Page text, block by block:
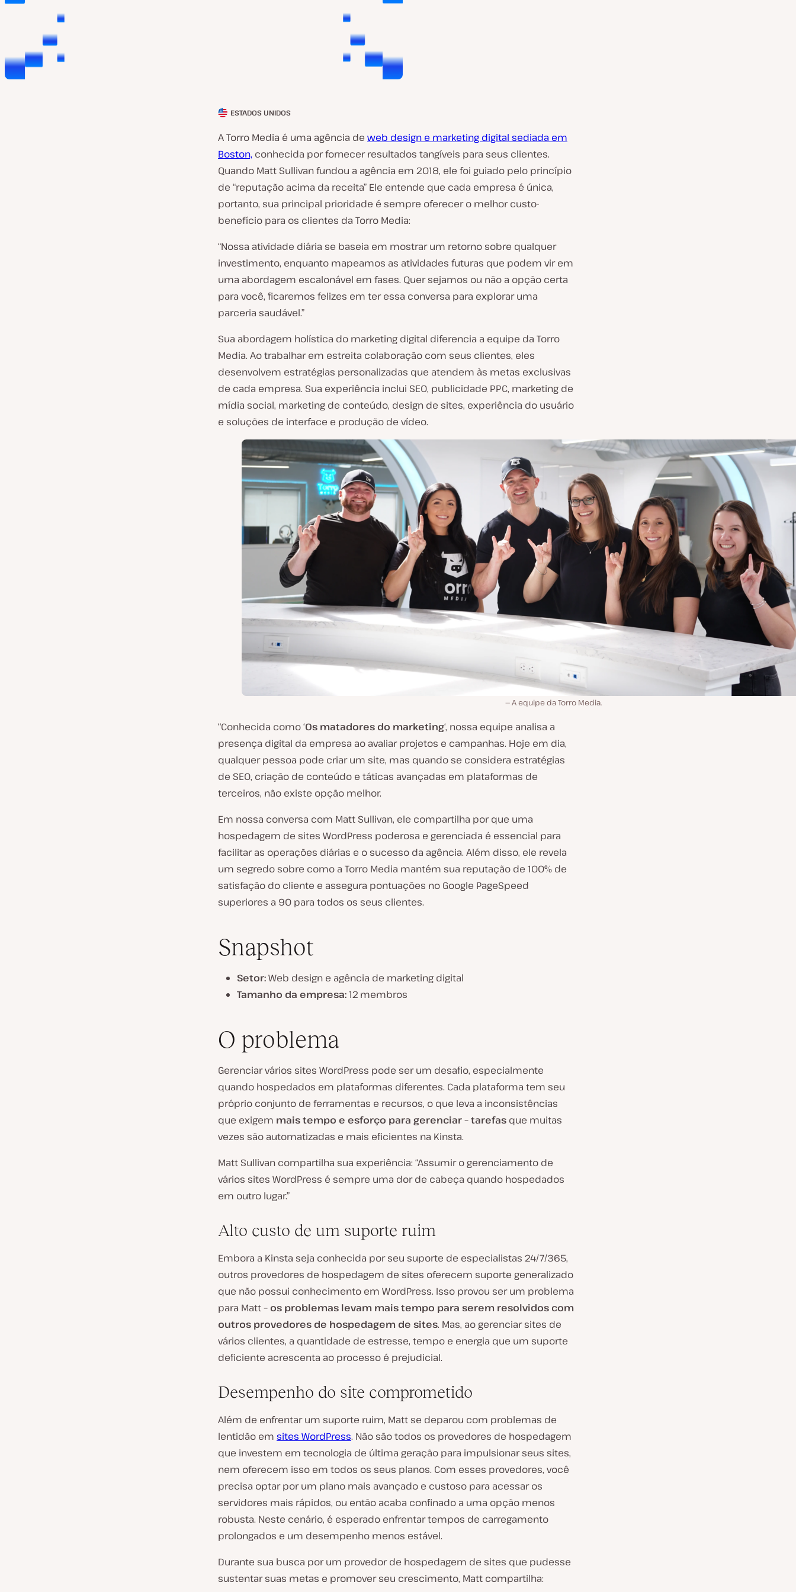
P
a
í
s
d
o
c
e
n
t
e
:
ESTADOS UNIDOS
A Torro Media é uma agência de web design e marketing digital sediada em
Boston, conhecida por fornecer resultados tangíveis para seus clientes.
Quando Matt Sullivan fundou a agência em 2018, ele foi guiado pelo princípio
de “reputação acima da receita” Ele entende que cada empresa é única,
portanto, sua principal prioridade é sempre oferecer o melhor custo-
benefício para os clientes da Torro Media:
“Nossa atividade diária se baseia em mostrar um retorno sobre qualquer
investimento, enquanto mapeamos as atividades futuras que podem vir em
uma abordagem escalonável em fases. Quer sejamos ou não a opção certa
para você, ficaremos felizes em ter essa conversa para explorar uma
parceria saudável.”
Sua abordagem holística do marketing digital diferencia a equipe da Torro
Media. Ao trabalhar em estreita colaboração com seus clientes, eles
desenvolvem estratégias personalizadas que atendem às metas exclusivas
de cada empresa. Sua experiência inclui SEO, publicidade PPC, marketing de
mídia social, marketing de conteúdo, design de sites, experiência do usuário
e soluções de interface e produção de vídeo.
A equipe da Torro Media.
“Conhecida como ‘Os matadores do marketing‘, nossa equipe analisa a
presença digital da empresa ao avaliar projetos e campanhas. Hoje em dia,
qualquer pessoa pode criar um site, mas quando se considera estratégias
de SEO, criação de conteúdo e táticas avançadas em plataformas de
terceiros, não existe opção melhor.
Em nossa conversa com Matt Sullivan, ele compartilha por que uma
hospedagem de sites WordPress poderosa e gerenciada é essencial para
facilitar as operações diárias e o sucesso da agência. Além disso, ele revela
um segredo sobre como a Torro Media mantém sua reputação de 100% de
satisfação do cliente e assegura pontuações no Google PageSpeed
superiores a 90 para todos os seus clientes.
Snapshot
Setor:Web design e agência de marketing digital
Tamanho da empresa:12 membros
O problema
Gerenciar vários sites WordPress pode ser um desafio, especialmente
quando hospedados em plataformas diferentes. Cada plataforma tem seu
próprio conjunto de ferramentas e recursos, o que leva a inconsistências
que exigem mais tempo e esforço para gerenciar – tarefas que muitas
vezes são automatizadas e mais eficientes na Kinsta.
Matt Sullivan compartilha sua experiência: “Assumir o gerenciamento de
vários sites WordPress é sempre uma dor de cabeça quando hospedados
em outro lugar.”
Alto custo de um suporte ruim
Embora a Kinsta seja conhecida por seu suporte de especialistas 24/7/365,
outros provedores de hospedagem de sites oferecem suporte generalizado
que não possui conhecimento em WordPress. Isso provou ser um problema
para Matt – os problemas levam mais tempo para serem resolvidos com
outros provedores de hospedagem de sites. Mas, ao gerenciar sites de
vários clientes, a quantidade de estresse, tempo e energia que um suporte
deficiente acrescenta ao processo é prejudicial.
Desempenho do site comprometido
Além de enfrentar um suporte ruim, Matt se deparou com problemas de
lentidão em sites WordPress. Não são todos os provedores de hospedagem
que investem em tecnologia de última geração para impulsionar seus sites,
nem oferecem isso em todos os seus planos. Com esses provedores, você
precisa optar por um plano mais avançado e custoso para acessar os
servidores mais rápidos, ou então acaba confinado a uma opção menos
robusta. Neste cenário, é esperado enfrentar tempos de carregamento
prolongados e um desempenho menos estável.
Durante sua busca por um provedor de hospedagem de sites que pudesse
sustentar suas metas e promover seu crescimento, Matt compartilha: